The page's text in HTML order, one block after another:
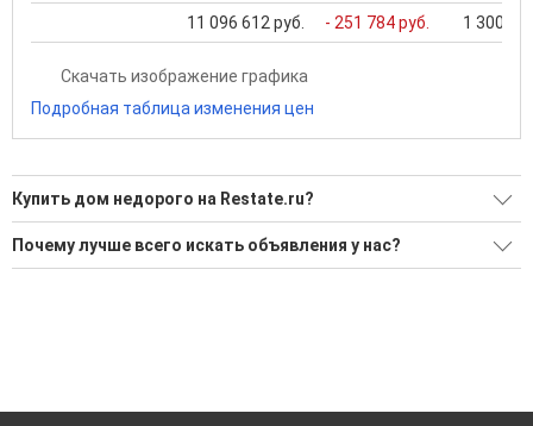
11 096 612 руб. - 251 784 руб. 1 300
Скачать изображение графика
Подробная таблица изменения цен
Купить дом недорого на Restate.ru?
Ищите, как Купить дом недорого?
1 актуальное и проверенное объявление
Почему лучше всего искать объявления у нас?